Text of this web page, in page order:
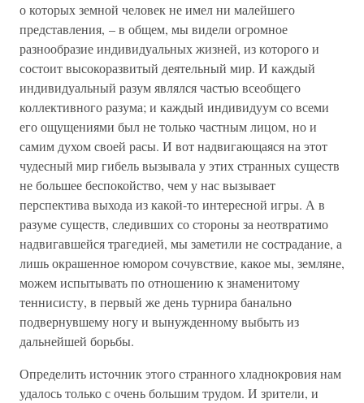
о которых земной человек не имел ни малейшего
представления, – в общем, мы видели огромное
разнообразие индивидуальных жизней, из которого и
состоит высокоразвитый деятельный мир. И каждый
индивидуальный разум являлся частью всеобщего
коллективного разума; и каждый индивидуум со всеми
его ощущениями был не только частным лицом, но и
самим духом своей расы. И вот надвигающаяся на этот
чудесный мир гибель вызывала у этих странных существ
не большее беспокойство, чем у нас вызывает
перспектива выхода из какой-то интересной игры. А в
разуме существ, следивших со стороны за неотвратимо
надвигавшейся трагедией, мы заметили не сострадание, а
лишь окрашенное юмором сочувствие, какое мы, земляне,
можем испытывать по отношению к знаменитому
теннисисту, в первый же день турнира банально
подвернувшему ногу и вынужденному выбыть из
дальнейшей борьбы.
Определить источник этого странного хладнокровия нам
удалось только с очень большим трудом. И зрители, и